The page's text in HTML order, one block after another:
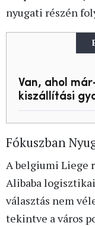
nyugati részén
Van, ahol
kiszállítási
Fókuszban
A belgiumi Liege
Alibaba
választás nem
tekintve a város